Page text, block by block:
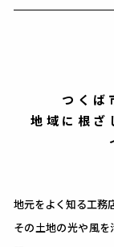
MODEL
WORKS 施
EVENT イ
つくば
地域に根ざ
地元をよく知る工務
その土地の光や風